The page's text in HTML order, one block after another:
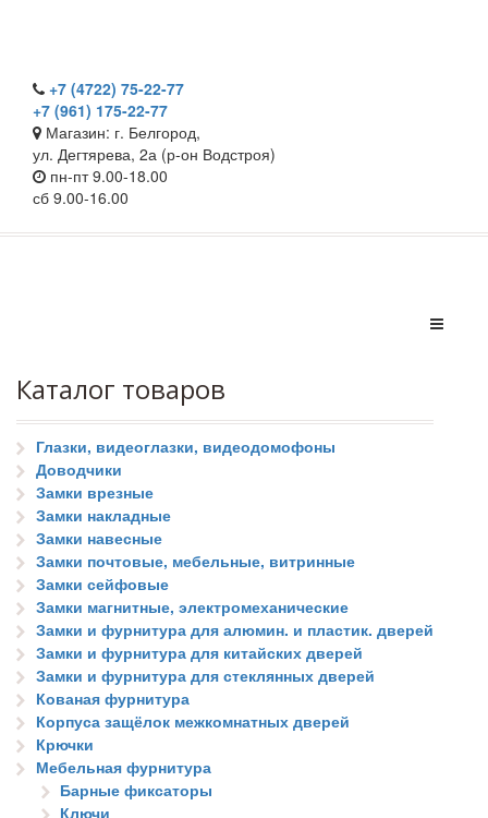
+7 (4722) 75-22-77
+7 (961) 175-22-77
Магазин: г. Белгород,
ул. Дегтярева, 2а (р-он Водстроя)
пн-пт 9.00-18.00
сб 9.00-16.00
Каталог товаров
Глазки, видеоглазки, видеодомофоны
Доводчики
Замки врезные
Замки накладные
Замки навесные
Замки почтовые, мебельные, витринные
Замки сейфовые
Замки магнитные, электромеханические
Замки и фурнитура для алюмин. и пластик. дверей
Замки и фурнитура для китайских дверей
Замки и фурнитура для стеклянных дверей
Кованая фурнитура
Корпуса защёлок межкомнатных дверей
Крючки
Мебельная фурнитура
Барные фиксаторы
Ключи